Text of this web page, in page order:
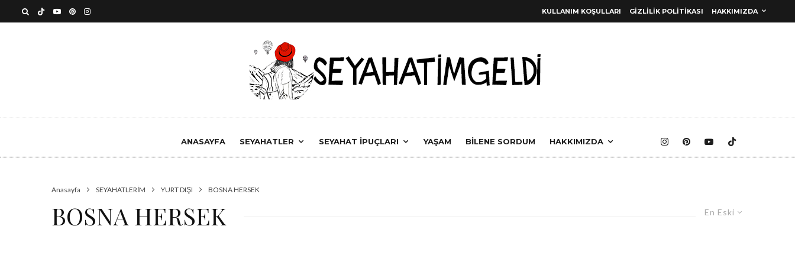
HAKKIMIZDA
GIZLILIK POLITIKASI
KULLANIM KOŞULLARI
ANASAYFA SEYAHATLER SEYAHAT İPUÇLARI YAŞAM BİLENE SORDUM HAKKIMIZDA
Anasayfa SEYAHATLERİM YURT DIŞI BOSNA HERSEK
En Eski
BOSNA HERSEK